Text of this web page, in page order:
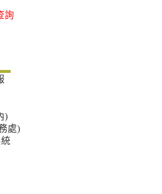
詢
)
處)